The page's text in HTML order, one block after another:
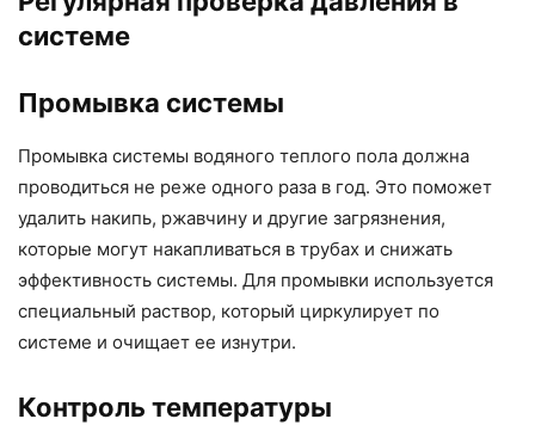
системе
Промывка системы
Промывка системы водяного теплого пола должна
проводиться не реже одного раза в год. Это поможет
удалить накипь, ржавчину и другие загрязнения,
которые могут накапливаться в трубах и снижать
эффективность системы. Для промывки используется
специальный раствор, который циркулирует по
системе и очищает ее изнутри.
Контроль температуры